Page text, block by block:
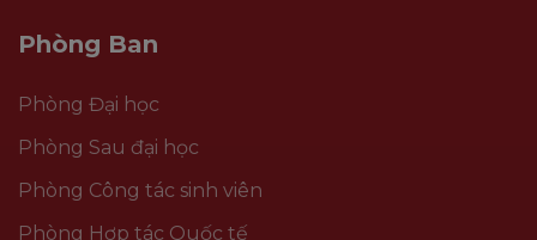
Phòng Ban
Phòng Đại học
Phòng Sau đại học
Phòng Công tác sinh viên
Phòng Hợp tác Quốc tế